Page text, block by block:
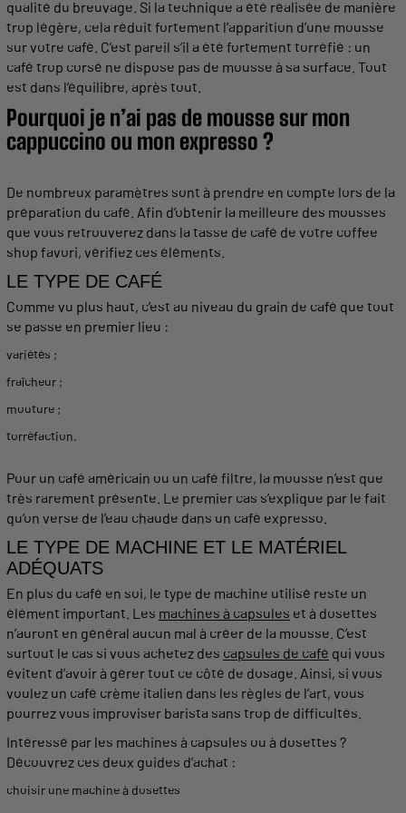
qualité du breuvage. Si la technique a été réalisée de manière
trop légère, cela réduit fortement l’apparition d’une mousse
sur votre café. C’est pareil s’il a été fortement torréfié : un
café trop corsé ne dispose pas de mousse à sa surface. Tout
est dans l’équilibre, après tout.
Pourquoi je n’ai pas de moussesur mon
cappuccino ou mon expresso ?
De nombreux paramètres sont à prendre en compte lors de la
préparation du café. Afin d’obtenir la meilleure des mousses
que vous retrouverez dans la tasse de café de votre coffee
shop favori, vérifiez ces éléments.
LE TYPE DE CAFÉ
Comme vu plus haut, c’est au niveau du grain de café que tout
se passe en premier lieu :
variétés ;
fraîcheur ;
mouture ;
torréfaction.
Pour un café américain ou un café filtre, la mousse n’est que
très rarement présente. Le premier cas s’explique par le fait
qu’on verse de l’eau chaude dans un café expresso.
LE TYPE DE MACHINE ET LE MATÉRIEL
ADÉQUATS
En plus du café en soi, le type de machine utilisé reste un
élément important. Les machines à capsules et à dosettes
n’auront en général aucun mal à créer de la mousse. C’est
surtout le cas si vous achetez des capsules de café qui vous
évitent d’avoir à gérer tout ce côté de dosage. Ainsi, si vous
voulez un café crème italien dans les règles de l’art, vous
pourrez vous improviser barista sans trop de difficultés.
Intéressé par les machines à capsules ou à dosettes ?
Découvrez ces deux guides d’achat :
choisir une machineà dosettes